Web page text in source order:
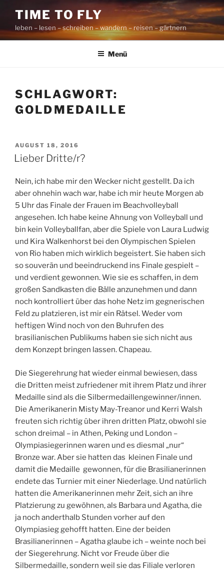
Inhalt
springen
TIME TO FLY
leben – lesen – schreiben – wandern – reisen – gärtnern
Menü
SCHLAGWORT:
GOLDMEDAILLE
VERÖFFENTLICHT
AM
AUGUST 18, 2016
Lieber Dritte/r?
Nein, ich habe mir den Wecker nicht gestellt. Da ich
aber ohnehin wach war, habe ich mir heute Morgen ab
5 Uhr das Finale der Frauen im Beachvolleyball
angesehen. Ich habe keine Ahnung von Volleyball und
bin kein Volleyballfan, aber die Spiele von Laura Ludwig
und Kira Walkenhorst bei den Olympischen Spielen
von Rio haben mich wirklich begeistert. Sie haben sich
so souverän und beeindruckend ins Finale gespielt –
und verdient gewonnen. Wie sie es schaffen, in dem
großen Sandkasten die Bälle anzunehmen und dann
noch kontrolliert über das hohe Netz im gegnerischen
Feld zu platzieren, ist mir ein Rätsel. Weder vom
heftigen Wind noch von den Buhrufen des
brasilianischen Publikums haben sie sich nicht aus
dem Konzept bringen lassen. Chapeau.
Die Siegerehrung hat wieder einmal bewiesen, dass
die Dritten meist zufriedener mit ihrem Platz und ihrer
Medaille sind als die Silbermedaillengewinner/innen.
Die Amerikanerin Misty May-Treanor und Kerri Walsh
freuten sich richtig über ihren dritten Platz, obwohl sie
schon dreimal – in Athen, Peking und London –
Olympiasiegerinnen waren und es diesmal „nur“
Bronze war. Aber sie hatten das kleinen Finale und
damit die Medaille gewonnen, für die Brasilianerinnen
endete das Turnier mit einer Niederlage. Und natürlich
hatten die Amerikanerinnen mehr Zeit, sich an ihre
Platzierung zu gewöhnen, als Barbara und Agatha, die
ja noch anderthalb Stunden vorher auf den
Olympiasieg gehofft hatten. Eine der beiden
Brasilianerinnen – Agatha glaube ich – weinte noch bei
der Siegerehrung. Nicht vor Freude über die
Silbermedaille, sondern weil sie das Filiale verloren